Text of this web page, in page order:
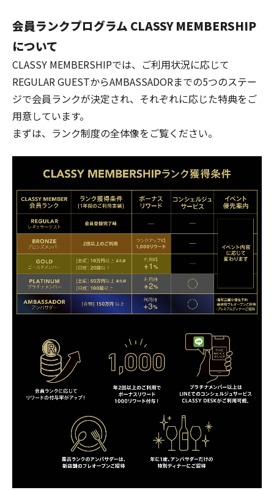
会員ランクプログラム CLASSY MEMBERSHIP
について
CLASSY MEMBERSHIPでは、ご利用状況に応じて
REGULAR GUESTからAMBASSADORまでの5つのステー
ジで会員ランクが決定され、それぞれに応じた特典をご
用意しています。
まずは、ランク制度の全体像をご覧ください。